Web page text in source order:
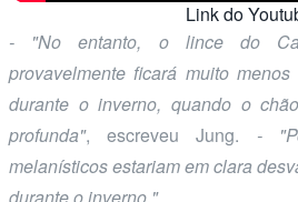
Link do
- "No entanto, o lince do
provavelmente ficará muito
durante o inverno, quando o
profunda", escreveu Jung. -
melanísticos estariam em clara